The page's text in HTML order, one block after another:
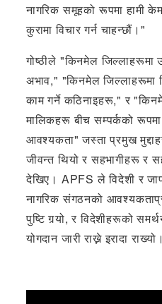
नागरिक समूहको रूपमा हामी
कुरामा विचार गर्न चाहन्छौं।"
गोष्ठीले "किनमेल जिल्लाहरूमा
अभाव," "किनमेल
काम गर्ने कठिनाइहरू," र
मालिकहरू बीच सम्पर्कको
आवश्यकता" जस्ता प्रमुख
जीवन्त थियो र सहभागीहरू र
देखिए। APFS ले विदेशी र
नागरिक संगठनको
पुष्टि गर्‍यो, र विदेशीहरूको
योगदान जारी राख्ने इरादा राख्यो।